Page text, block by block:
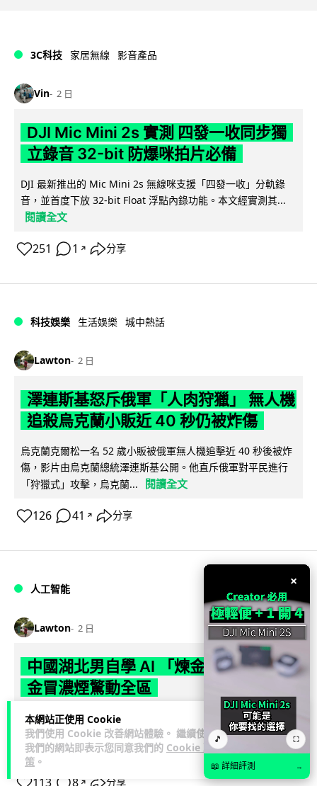
本網站正使用 Cookie
我們使用 Cookie 改善網站體驗。 繼續使用
我們的網站即表示您同意我們的 Cookie 政
策 。
3C科技 家居無線 影音產品
Vin 2 日
DJI Mic Mini 2s 實測 四發一收同步獨
立錄音 32-bit 防爆咪拍片必備
DJI 最新推出的 Mic Mini 2s 無線咪支援「四發一收」分軌錄
音，並首度下放 32-bit Float 浮點內錄功能。本文經實測其...
閱讀全文
251 1 ↗ 分享
科技娛樂 生活娛樂 城中熱話
Lawton 2 日
澤連斯基怒斥俄軍「人肉狩獵」 無人機
追殺烏克蘭小販近 40 秒仍被炸傷
烏克蘭克爾松一名 52 歲小販被俄軍無人機追擊近 40 秒後被炸
傷，影片由烏克蘭總統澤連斯基公開。他直斥俄軍對平民進行
「狩獵式」攻擊，烏克蘭...
閱讀全文
126 41 ↗ 分享
人工智能
Lawton 2 日
中國湖北男自學 AI 「煉金術」 屋內煉
金冒濃煙驚動全區
中國湖北黃石一名男子見金價高企，利用 AI 自學提煉黃金，在
租住單位私設高壓爐及作坊冶煉，過程產生大量刺鼻濃煙，驚
動鄰居報警。警方到場揭發整...
閱讀全文
113 8 ↗ 分享
×
🎵 ⛶
📖 詳細評測 →